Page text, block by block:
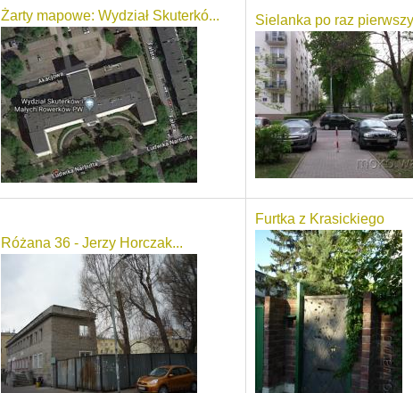
Żarty mapowe: Wydział Skuterkó... Sielanka po raz pierwszy
Różana 36 - Jerzy Horczak...
Furtka z Krasickiego